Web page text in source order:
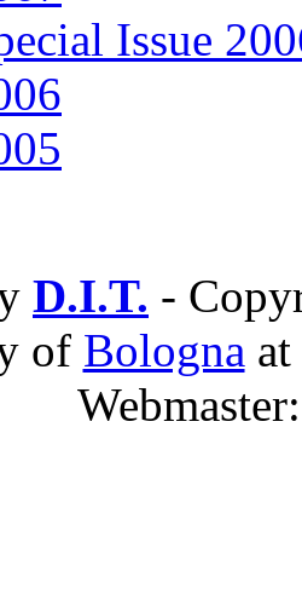
Issue
D.I.T. -
of Bologna at